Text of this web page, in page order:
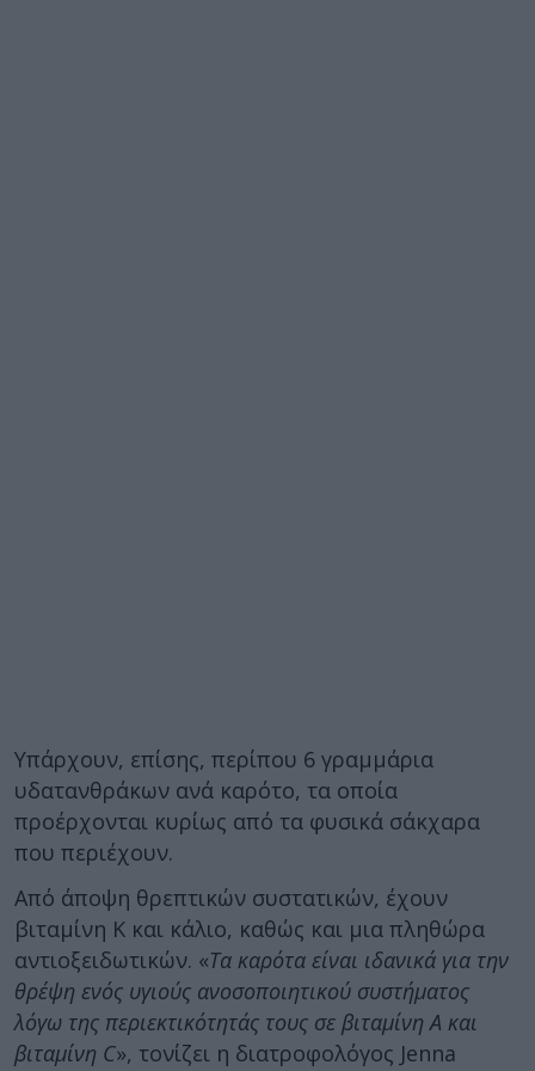
Υπάρχουν, επίσης, περίπου 6 γραμμάρια
υδατανθράκων ανά καρότο, τα οποία
προέρχονται κυρίως από τα φυσικά σάκχαρα
που περιέχουν.
Από άποψη θρεπτικών συστατικών, έχουν
βιταμίνη Κ και κάλιο, καθώς και μια πληθώρα
αντιοξειδωτικών. «Τα καρότα είναι ιδανικά για την
θρέψη ενός υγιούς ανοσοποιητικού συστήματος
λόγω της περιεκτικότητάς τους σε βιταμίνη Α και
βιταμίνη C», τονίζει η διατροφολόγος Jenna